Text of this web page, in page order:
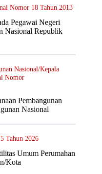
Nomor 18 Tahun 2013
Pegawai Negeri
Nasional Republik
Nasional/Kepala
Nomor
Pembangunan
Nasional
Tahun 2026
Umum Perumahan
Kota